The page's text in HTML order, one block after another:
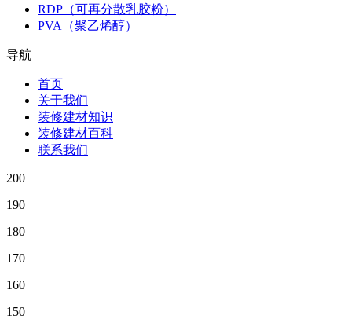
RDP（可再分散乳胶粉）
PVA（聚乙烯醇）
导航
首页
关于我们
装修建材知识
装修建材百科
联系我们
200
190
180
170
160
150